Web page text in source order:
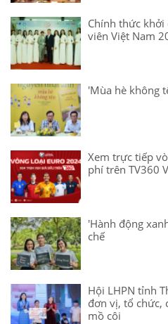
Chính thức khởi
viên Việt Nam
'Mùa hè không
Xem trực tiếp
phí trên TV360
'Hành động
chế
Hội LHPN tỉnh
đơn vị, tổ chức,
mồ côi